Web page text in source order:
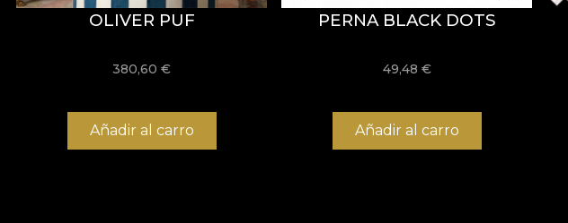
OLIVER PUF
380,60€
Añadir al carro
PERNA BLACK DOTS
49,48 €
Añadir al carro